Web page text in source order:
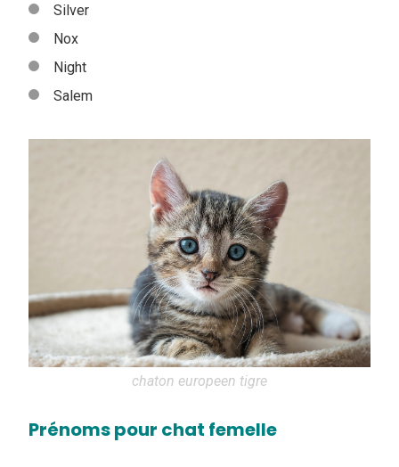
Silver
Nox
Night
Salem
chaton europeen tigre
Prénoms pour chat femelle